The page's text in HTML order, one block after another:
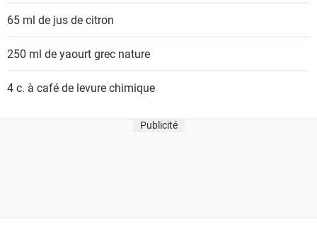
65 ml de jus de citron
250 ml deyaourt grec nature
4 c. à café de levure chimique
Publicité